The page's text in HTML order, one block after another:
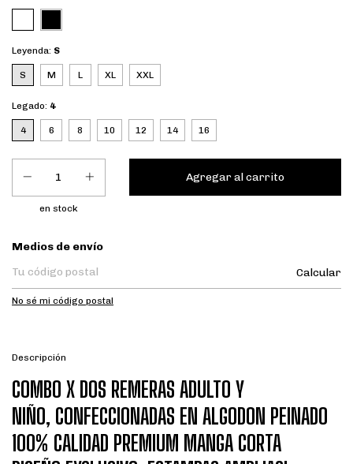
Leyenda: S
S M L XL XXL
Legado: 4
4 6 8 10 12 14 16
en stock
Entregas para el CP:
Medios de envío
Calcular
No sé mi código postal
Descripción
COMBO X DOS REMERAS ADULTO Y
NIÑO, CONFECCIONADAS EN ALGODON PEINADO
100% CALIDAD PREMIUM MANGA CORTA